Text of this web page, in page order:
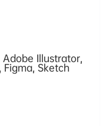
Adobe Illustrator,
Sketch